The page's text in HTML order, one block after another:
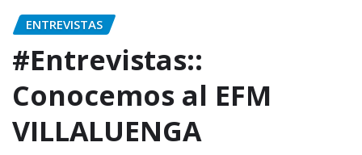
ENTREVISTAS
#Entrevistas::
Conocemos al EFM
VILLALUENGA